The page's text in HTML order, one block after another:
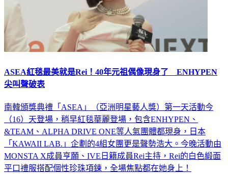
ASEA紅毯最美就是Rei！40年元祖偶像現身了 ENHYPEN
尖叫聲破表
南韓頒獎典禮「ASEA」（亞洲明星藝人獎）第一天活動今
（16）天登場，稍早紅毯華麗登場，包含ENHYPEN、
&TEAM、ALPHA DRIVE ONE等人氣團體都現身，日本
「KAWAII LAB.」企劃的4組女團更是聲勢浩大。今晚活動由
MONSTA X成員亨願、IVE日籍成員Rei主持，Rei的白色緞面
平口禮服搭配個性珍珠項鍊，全場焦點都在她身上！